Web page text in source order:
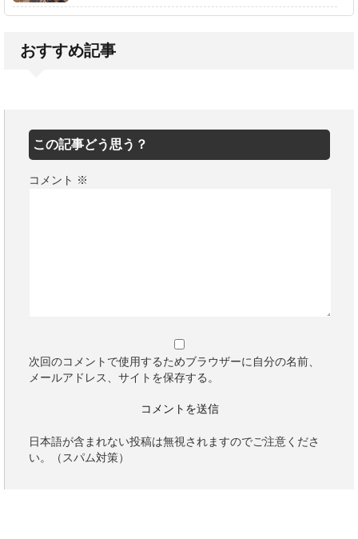
おすすめ記事
この記事どう思う？
コメント ※
次回のコメントで使用するためブラウザーに自分の名前、
メールアドレス、サイトを保存する。
日本語が含まれない投稿は無視されますのでご注意くださ
い。（スパム対策）